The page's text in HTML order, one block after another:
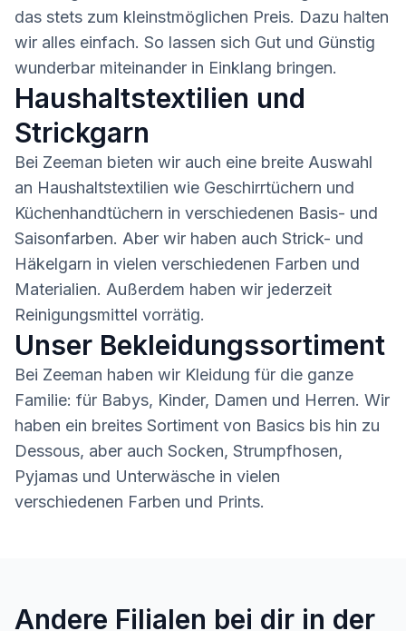
das stets zum kleinstmöglichen Preis. Dazu halten
wir alles einfach. So lassen sich Gut und Günstig
wunderbar miteinander in Einklang bringen.
Haushaltstextilien und
Strickgarn
Bei Zeeman bieten wir auch eine breite Auswahl
an Haushaltstextilien wie Geschirrtüchern und
Küchenhandtüchern in verschiedenen Basis- und
Saisonfarben. Aber wir haben auch Strick- und
Häkelgarn in vielen verschiedenen Farben und
Materialien. Außerdem haben wir jederzeit
Reinigungsmittel vorrätig.
Unser Bekleidungssortiment
Bei Zeeman haben wir Kleidung für die ganze
Familie: für Babys, Kinder, Damen und Herren. Wir
haben ein breites Sortiment von Basics bis hin zu
Dessous, aber auch Socken, Strumpfhosen,
Pyjamas und Unterwäsche in vielen
verschiedenen Farben und Prints.
Andere Filialen bei dir in der